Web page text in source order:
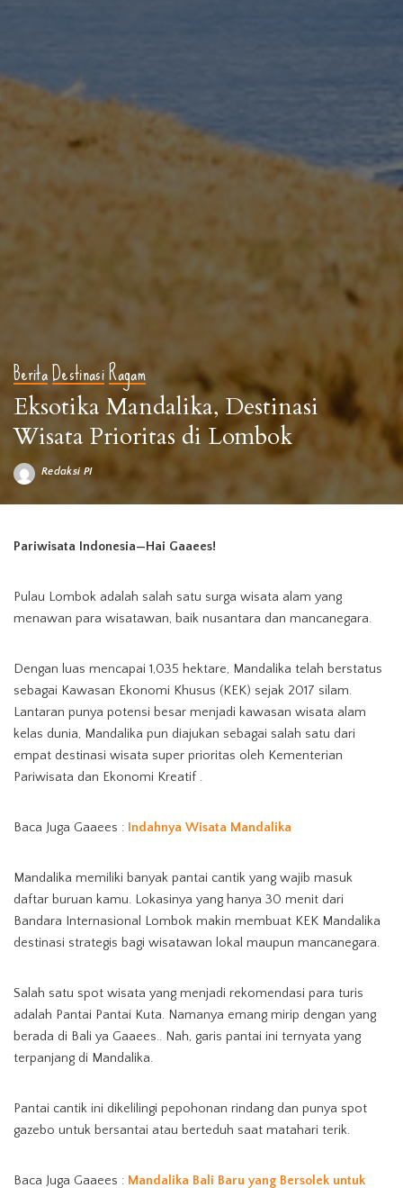
BeritaDestinasiRagam
Eksotika Mandalika, Destinasi
Wisata Prioritas di Lombok
Posted
Redaksi PI
Pariwisata Indonesia—Hai Gaaees!
Pulau Lombok adalah salah satu surga wisata alam yang
menawan para wisatawan, baik nusantara dan mancanegara.
Dengan luas mencapai 1,035 hektare, Mandalika telah berstatus
sebagai Kawasan Ekonomi Khusus (KEK) sejak 2017 silam.
Lantaran punya potensi besar menjadi kawasan wisata alam
kelas dunia, Mandalika pun diajukan sebagai salah satu dari
empat destinasi wisata super prioritas oleh Kementerian
Pariwisata dan Ekonomi Kreatif .
Baca Juga Gaaees : Indahnya Wisata Mandalika
Mandalika memiliki banyak pantai cantik yang wajib masuk
daftar buruan kamu. Lokasinya yang hanya 30 menit dari
Bandara Internasional Lombok makin membuat KEK Mandalika
destinasi strategis bagi wisatawan lokal maupun mancanegara.
Salah satu spot wisata yang menjadi rekomendasi para turis
adalah Pantai Pantai Kuta. Namanya emang mirip dengan yang
berada di Bali ya Gaaees.. Nah, garis pantai ini ternyata yang
terpanjang di Mandalika.
Pantai cantik ini dikelilingi pepohonan rindang dan punya spot
gazebo untuk bersantai atau berteduh saat matahari terik.
Baca Juga Gaaees : Mandalika Bali Baru yang Bersolek untuk